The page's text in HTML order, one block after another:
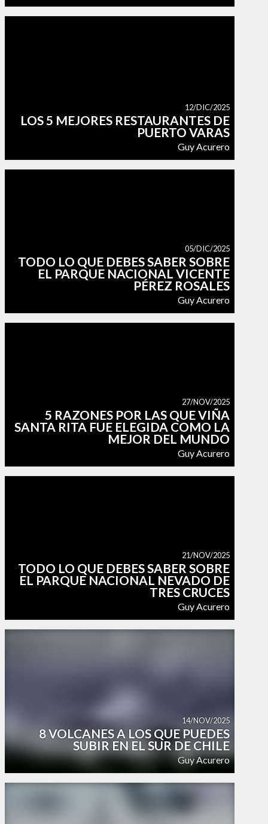
LOS 5 MEJORES RESTAURANTES DE
PUERTO VARAS
Guy Acurero
12/DIC/2025
TODO LO QUE DEBES SABER SOBRE
EL PARQUE NACIONAL VICENTE
PÉREZ ROSALES
Guy Acurero
05/DIC/2025
5 RAZONES POR LAS QUE VIÑA
SANTA RITA FUE ELEGIDA COMO LA
MEJOR DEL MUNDO
Guy Acurero
27/NOV/2025
TODO LO QUE DEBES SABER SOBRE
EL PARQUE NACIONAL NEVADO DE
TRES CRUCES
Guy Acurero
21/NOV/2025
8 VOLCANES A LOS QUE PUEDES
SUBIR EN EL SUR DE CHILE
Guy Acurero
14/NOV/2025